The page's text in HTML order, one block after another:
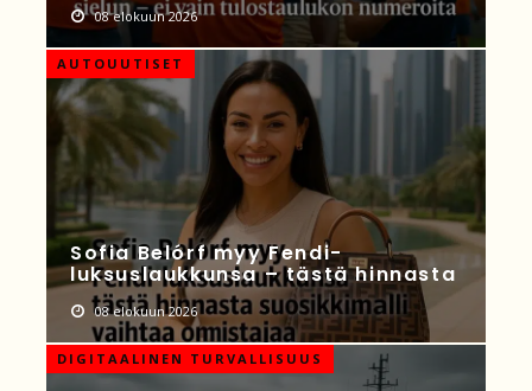
08 elokuun 2026
AUTOUUTISET
Sofia Belórf myy Fendi-
luksuslaukkunsa – tästä hinnasta
08 elokuun 2026
DIGITAALINEN TURVALLISUUS